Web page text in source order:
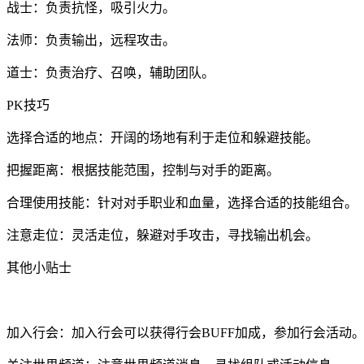
战士：负责抗怪，吸引火力。
法师：负责输出，远程攻击。
道士：负责治疗、召唤，辅助团队。
PK技巧
选择合适的地点：开阔的场地有利于走位和躲避技能。
把握距离：根据技能范围，控制与对手的距离。
合理使用技能：针对对手职业和血量，选择合适的技能组合。
注意走位：灵活走位，躲避对手攻击，寻找输出机会。
其他小贴士
加入行会：加入行会可以获得行会BUFF加成，参加行会活动。